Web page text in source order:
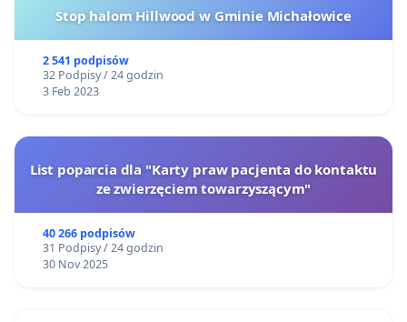
Stop halom Hillwood w Gminie Michałowice
2 541 podpisów
32 Podpisy / 24 godzin
3 Feb 2023
List poparcia dla "Karty praw pacjenta do kontaktu
ze zwierzęciem towarzyszącym"
40 266 podpisów
31 Podpisy / 24 godzin
30 Nov 2025